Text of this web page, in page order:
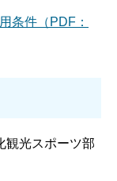
条件（PDF：
観光スポーツ部